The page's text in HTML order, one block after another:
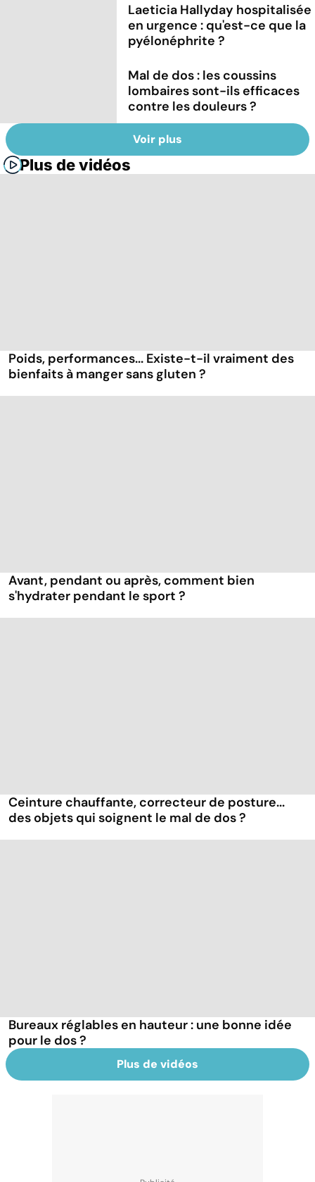
Laeticia Hallyday hospitalisée
en urgence : qu'est-ce que la
pyélonéphrite ?
Mal de dos : les coussins
lombaires sont-ils efficaces
contre les douleurs ?
Voir plus
Plus de vidéos
Poids, performances... Existe-t-il vraiment des
bienfaits à manger sans gluten ?
Avant, pendant ou après, comment bien
s'hydrater pendant le sport ?
Ceinture chauffante, correcteur de posture...
des objets qui soignent le mal de dos ?
Bureaux réglables en hauteur : une bonne idée
pour le dos ?
Plus de vidéos